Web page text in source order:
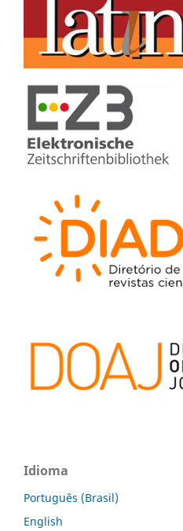
Idioma
Português (Brasil)
English